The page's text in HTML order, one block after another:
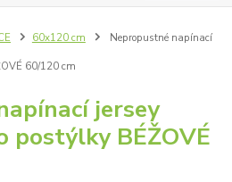
60x120 cm Nepropustné napínací
60/120 cm
jersey
postýlky BÉŽOVÉ